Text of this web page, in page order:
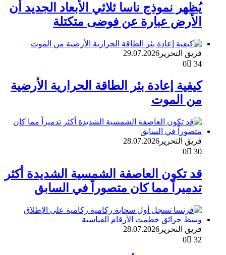
يُظهر نموذج ناسا ثلاثي الأبعاد الجديد أن
الأرض عبارة عن فوضى متكتلة
فريق التحرير 29.07.2026
0
34
كيفية إعادة بئر الطاقة الحرارية الأرضية
من الموت
فريق التحرير 28.07.2026
0
30
قد تكون العاصفة الشمسية الشديدة أكثر
تدميراً مما كان متصوراً في السابق
فريق التحرير 28.07.2026
0
32